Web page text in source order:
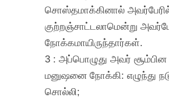
சொஸ்தமாக்கினால்
குற்றஞ்சாட்டலாமென்று
நோக்கமாயிருந்தார்கள்.
3 : அப்பொழுது அவர்
மனுஷனை நோக்கி: எழுந்து
சொல்லி;